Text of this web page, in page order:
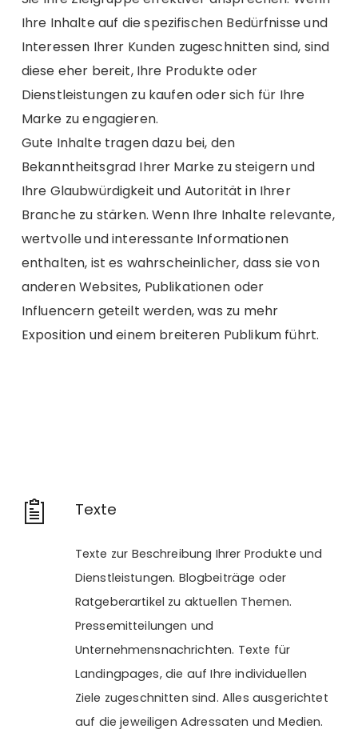
Ihre Inhalte auf die spezifischen Bedürfnisse und
Interessen Ihrer Kunden zugeschnitten sind, sind
diese eher bereit, Ihre Produkte oder
Dienstleistungen zu kaufen oder sich für Ihre
Marke zu engagieren.
Gute Inhalte tragen dazu bei, den
Bekanntheitsgrad Ihrer Marke zu steigern und
Ihre Glaubwürdigkeit und Autorität in Ihrer
Branche zu stärken. Wenn Ihre Inhalte relevante,
wertvolle und interessante Informationen
enthalten, ist es wahrscheinlicher, dass sie von
anderen Websites, Publikationen oder
Influencern geteilt werden, was zu mehr
Exposition und einem breiteren Publikum führt.
Texte
Texte zur Beschreibung Ihrer Produkte und
Dienstleistungen. Blogbeiträge oder
Ratgeberartikel zu aktuellen Themen.
Pressemitteilungen und
Unternehmensnachrichten. Texte für
Landingpages, die auf Ihre individuellen
Ziele zugeschnitten sind. Alles ausgerichtet
auf die jeweiligen Adressaten und Medien.